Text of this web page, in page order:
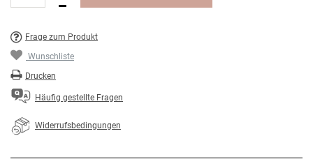
Frage zum Produkt
Wunschliste
Drucken
Häufig gestellte Fragen
Widerrufsbedingungen